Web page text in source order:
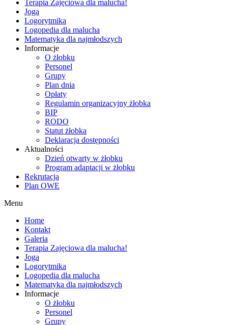
Terapia Zajęciowa dla malucha!
Joga
Logorytmika
Logopedia dla malucha
Matematyka dla najmłodszych
Informacje
O żłobku
Personel
Grupy
Plan dnia
Opłaty
Regulamin organizacyjny żłobka
BIP
RODO
Statut żłobka
Deklaracja dostępności
Aktualności
Dzień otwarty w żłobku
Program adaptacji w żłobku
Rekrutacja
Plan OWE
Menu
Home
Kontakt
Galeria
Terapia Zajęciowa dla malucha!
Joga
Logorytmika
Logopedia dla malucha
Matematyka dla najmłodszych
Informacje
O żłobku
Personel
Grupy